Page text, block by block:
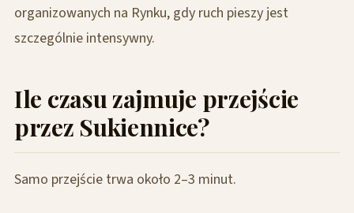
organizowanych na Rynku, gdy ruch pieszy jest
szczególnie intensywny.
Ile czasu zajmuje przejście
przez Sukiennice?
Samo przejście trwa około 2–3 minut.